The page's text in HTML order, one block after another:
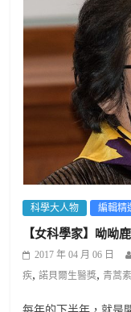
科學大人物 編輯精
【女科學家】呦呦
2017 年 04 月 06 日
疾,諾貝爾生醫獎,青蒿素